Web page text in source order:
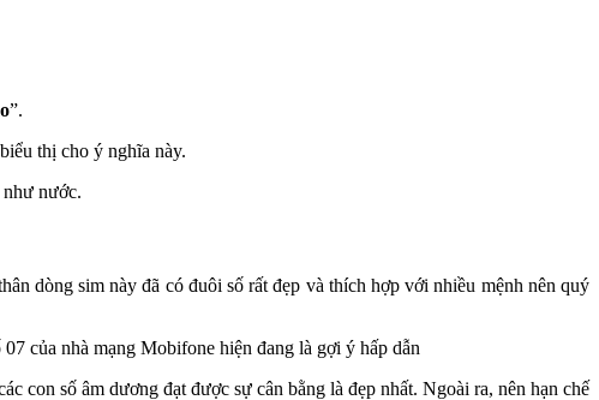
”.
thị cho ý nghĩa này.
nước.
dòng sim này đã có đuôi số rất đẹp và thích hợp với nhiều mệnh nên quý
của nhà mạng Mobifone hiện đang là gợi ý hấp dẫn
con số âm dương đạt được sự cân bằng là đẹp nhất. Ngoài ra, nên hạn chế